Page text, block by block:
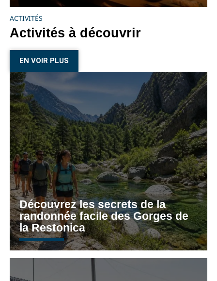
ACTIVITÉS
Activités à découvrir
EN VOIR PLUS
Découvrez les secrets de la
randonnée facile des Gorges de
la Restonica